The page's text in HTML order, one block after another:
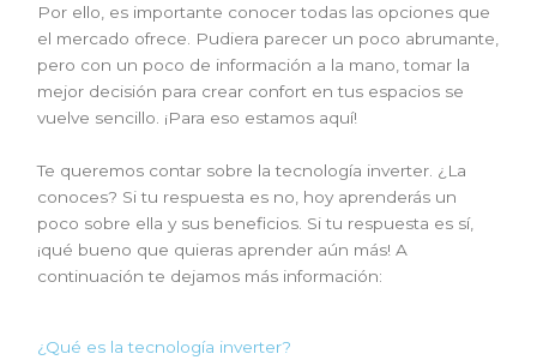
Por ello, es importante conocer todas las opciones que
el mercado ofrece. Pudiera parecer un poco abrumante,
pero con un poco de información a la mano, tomar la
mejor decisión para crear confort en tus espacios se
vuelve sencillo. ¡Para eso estamos aquí!
Te queremos contar sobre la tecnología inverter. ¿La
conoces? Si tu respuesta es no, hoy aprenderás un
poco sobre ella y sus beneficios. Si tu respuesta es sí,
¡qué bueno que quieras aprender aún más! A
continuación te dejamos más información:
¿Qué es la tecnología inverter?